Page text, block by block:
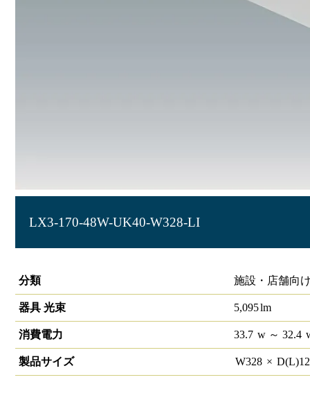
LX3-170-48W-UK40-W328-LI
分類
施設・店舗向
器具 光束 5,095lm
消費電力 33.7 w～ 32.4
製品サイズ W328 × D(L)